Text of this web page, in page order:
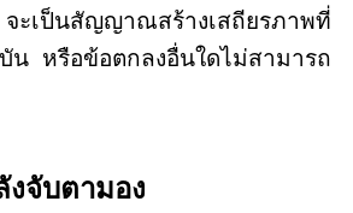
ะเป็นสัญญาณสร้างเสถียรภาพที่
น หรือข้อตกลงอื่นใดไม่สามารถ
จับตามอง